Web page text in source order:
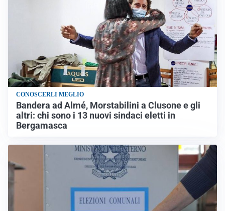
CONOSCERLI MEGLIO
Bandera ad Almé, Morstabilini a Clusone e gli
altri: chi sono i 13 nuovi sindaci eletti in
Bergamasca